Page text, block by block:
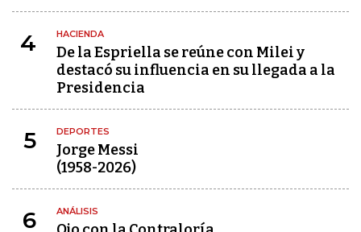
4 HACIENDA
De la Espriella se reúne con Milei y
destacó su influencia en su llegada a la
Presidencia
5 DEPORTES
Jorge Messi
(1958-2026)
6 ANÁLISIS